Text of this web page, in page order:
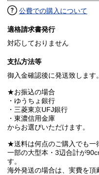
公費での購入について
適格請求書発行
対応しておりません
支払方法等
御入金確認後に発送致します。
★お振込の場合
・ゆうちょ銀行
・三菱東京UFJ銀行
・東濃信用金庫
からお選びいただけます。
★送料は何点のご購入でも一
一部の大型本・3辺合計が
す。
海外発送の場合は、実費を頂